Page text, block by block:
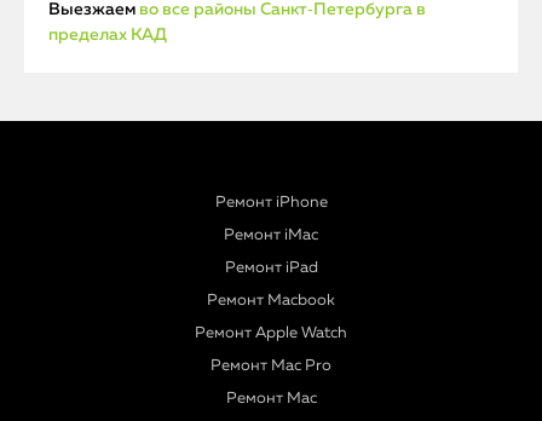
Выезжаем во все районы Санкт‑Петербурга в
пределах КАД
Ремонт iPhone
Ремонт iMac
Ремонт iPad
Ремонт Macbook
Ремонт Apple Watch
Ремонт Mac Pro
Ремонт Mac